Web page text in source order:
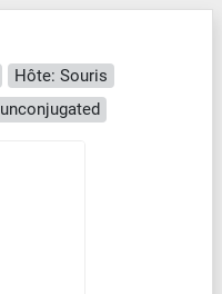
Hôte: Souris
unconjugated